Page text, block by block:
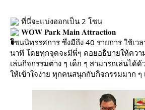
ที่นี่จะแบ่งออกเป็น 2 โซน
𝐖𝐎𝐖 𝐏𝐚𝐫𝐤 𝐌𝐚𝐢𝐧 𝐀𝐭𝐭𝐫𝐚𝐜𝐭𝐢𝐨𝐧
โซนนิทรรศการ ซึ่งมีถึง 40 รายการ ใช้เว
นาที โดยทุกจุดจะมีพี่ๆ คอยอธิบายให้ควา
เล่นกิจกรรมต่าง ๆ เด็ก ๆ สามารถเล่นได้
ให้เข้าใจง่าย ทุกคนสนุกกับกิจกรรมมาก ๆ